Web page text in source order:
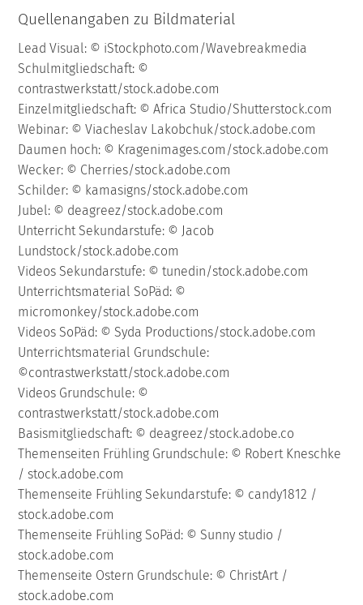
Quellenangaben zu Bildmaterial
Lead Visual: © iStockphoto.com/Wavebreakmedia
Schulmitgliedschaft: ©
contrastwerkstatt/stock.adobe.com
Einzelmitgliedschaft: © Africa Studio/Shutterstock.com
Webinar: © Viacheslav Lakobchuk/stock.adobe.com
Daumen hoch: © Kragenimages.com/stock.adobe.com
Wecker: © Cherries/stock.adobe.com
Schilder: © kamasigns/stock.adobe.com
Jubel: © deagreez/stock.adobe.com
Unterricht Sekundarstufe: © Jacob
Lundstock/stock.adobe.com
Videos Sekundarstufe: © tunedin/stock.adobe.com
Unterrichtsmaterial SoPäd: ©
micromonkey/stock.adobe.com
Videos SoPäd: © Syda Productions/stock.adobe.com
Unterrichtsmaterial Grundschule:
©contrastwerkstatt/stock.adobe.com
Videos Grundschule: ©
contrastwerkstatt/stock.adobe.com
Basismitgliedschaft: © deagreez/stock.adobe.co
Themenseiten Frühling Grundschule: © Robert Kneschke
/ stock.adobe.com
Themenseite Frühling Sekundarstufe: © candy1812 /
stock.adobe.com
Themenseite Frühling SoPäd: © Sunny studio /
stock.adobe.com
Themenseite Ostern Grundschule: © ChristArt /
stock.adobe.com